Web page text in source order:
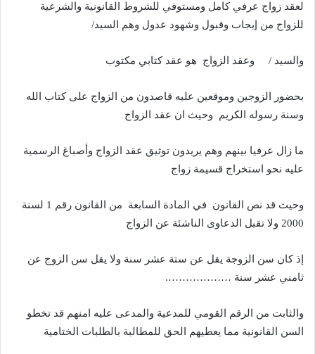
لعقد زواج عرفي كامل ومستوفي للشروط القانونية والشرعية
للزواج من إيجاب وقبول وشهود عدول وهم السيد/
والسيد / وعقد الزواج هو عقد كتابي مكتوب
بحضور الزوجين وموقعين عليه قاصدون من الزواج على كتاب الله
وسنة رسوله الكريم وحيث ان عقد الزواج
ما زال عرفيا بينهم وهم يريدون توثيق عقد الزواج وأصباغ الرسمية
عليه نحو استخراج قسيمة زواج
وحيث قد نص القانون في المادة السابعة من القانون رقم 1 لسنة
2000 ولا تقبل الدعاوى الناشئة عن الزواج
إذ كان سن الزوجة يقل عن ستة عشر سنة ولا يقل سن الزوج عن
ثامني عشر سنة ……………….
والثابت من الرقم القومي للمدعية والمدعى عليه امنهم قد تخطو
السن القانونية مما يعطيهم الحق للمطالبة بالطلبات الختامية